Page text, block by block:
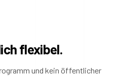
flexibel.
und kein öffentlicher